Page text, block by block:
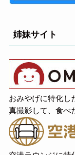
姉妹サイト
おみやげに特化し
真撮影して、食べ